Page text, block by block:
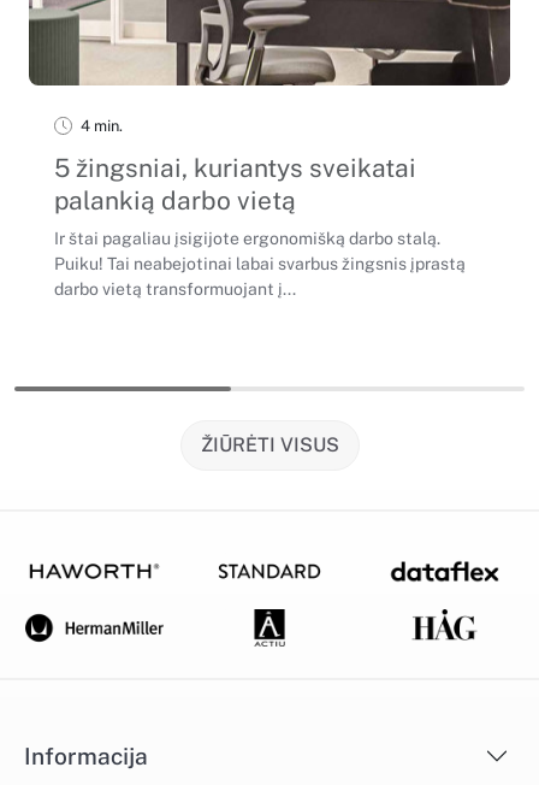
4 min.
5 žingsniai, kuriantys sveikatai
palankią darbo vietą
Ir štai pagaliau įsigijote ergonomišką darbo stalą.
Puiku! Tai neabejotinai labai svarbus žingsnis įprastą
darbo vietą transformuojant į...
ŽIŪRĖTI VISUS
Informacija